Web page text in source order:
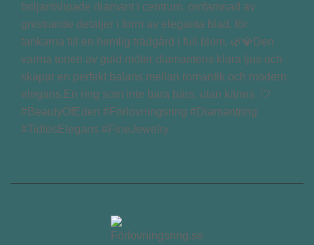
briljantslipade diamant i centrum, omfamnad av
gnistrande detaljer i form av eleganta blad, för
tankarna till en hemlig trädgård i full blom. 🌿💎Den
varma tonen av guld möter diamantens klara ljus och
skapar en perfekt balans mellan romantik och modern
elegans.En ring som inte bara bärs, utan känns. 🤍
#BeautyOfEden #Förlovningsring #Diamantring
#TidlösElegans #FineJewelry